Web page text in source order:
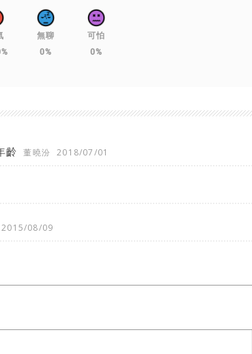
無聊
0%
可怕
0%
齡 董曉汾 2018/07/01
2015/08/09